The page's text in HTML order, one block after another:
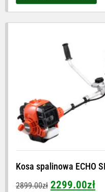
Kosa spalinowa ECHO
2899.00zł 2299.00zł